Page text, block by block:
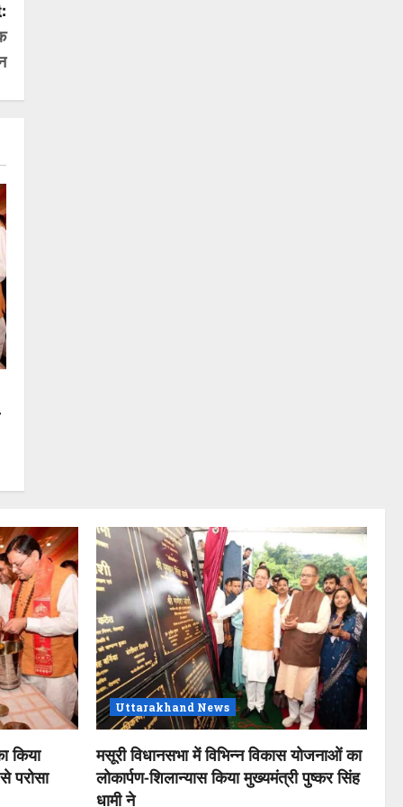
किया
परोसा
Uttarakhand News
मसूरी विधानसभा में विभिन्न विकास योजनाओं का
लोकार्पण-शिलान्यास किया मुख्यमंत्री पुष्कर सिंह
धामी ने